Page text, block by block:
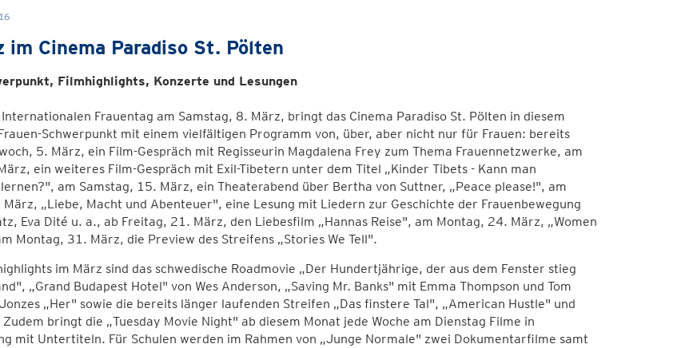
im Cinema Paradiso St. Pölten
Filmhighlights, Konzerte und Lesungen
Internationalen Frauentag am Samstag, 8. März, bringt das Cinema Paradiso St. Pölten in diesem
Schwerpunkt mit einem vielfältigen Programm von, über, aber nicht nur für Frauen: bereits
5. März, ein Film-Gespräch mit Regisseurin Magdalena Frey zum Thema Frauennetzwerke, am
ein weiteres Film-Gespräch mit Exil-Tibetern unter dem Titel „Kinder Tibets - Kann man
am Samstag, 15. März, ein Theaterabend über Bertha von Suttner, „Peace please!", am
„Liebe, Macht und Abenteuer", eine Lesung mit Liedern zur Geschichte der Frauenbewegung
Eva Dité u. a., ab Freitag, 21. März, den Liebesfilm „Hannas Reise", am Montag, 24. März, „Women
Montag, 31. März, die Preview des Streifens „Stories We Tell".
im März sind das schwedische Roadmovie „Der Hundertjährige, der aus dem Fenster stieg
„Grand Budapest Hotel" von Wes Anderson, „Saving Mr. Banks" mit Emma Thompson und Tom
„Her" sowie die bereits länger laufenden Streifen „Das finstere Tal", „American Hustle" und
bringt die „Tuesday Movie Night" ab diesem Monat jede Woche am Dienstag Filme in
mit Untertiteln. Für Schulen werden im Rahmen von „Junge Normale" zwei Dokumentarfilme samt